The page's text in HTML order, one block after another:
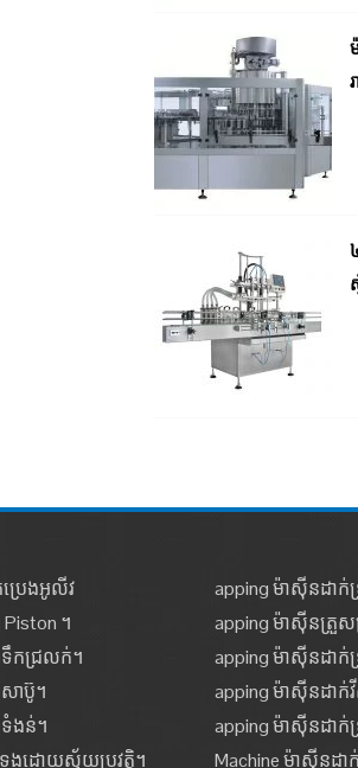
រេងអូលីវ
។
កជ្រលក់។
ាប៊ូ។
ងន់។
ងដោយស្វ័យប្រវត្តិ។
apping ម៉ាស៊ីនដាក់
apping ម៉ាស៊ីនត្រួស
apping ម៉ាស៊ីនដាក់
apping ម៉ាស៊ីនដាក់
apping ម៉ាស៊ីនដាក់
Machine ម៉ាស៊ីនដាក់